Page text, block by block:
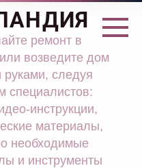
ремонт в
возведите дом
руками, следуя
специалистов:
инструкции,
материалы,
необходимые
и инструменты